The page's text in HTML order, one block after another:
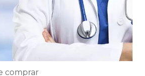
comprar